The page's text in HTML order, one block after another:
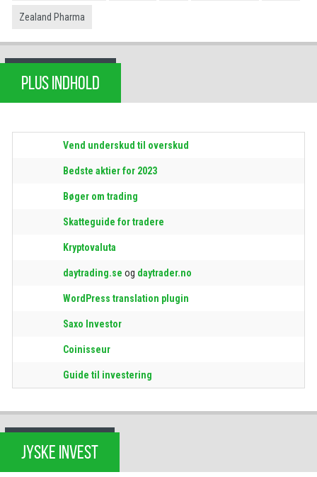
Zealand Pharma
PLUS INDHOLD
Vend underskud til overskud
Bedste aktier for 2023
Bøger om trading
Skatteguide for tradere
Kryptovaluta
daytrading.se og daytrader.no
WordPress translation plugin
Saxo Investor
Coinisseur
Guide til investering
JYSKE INVEST